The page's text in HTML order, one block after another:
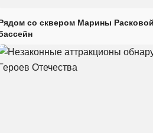
со сквером Марины Расковой